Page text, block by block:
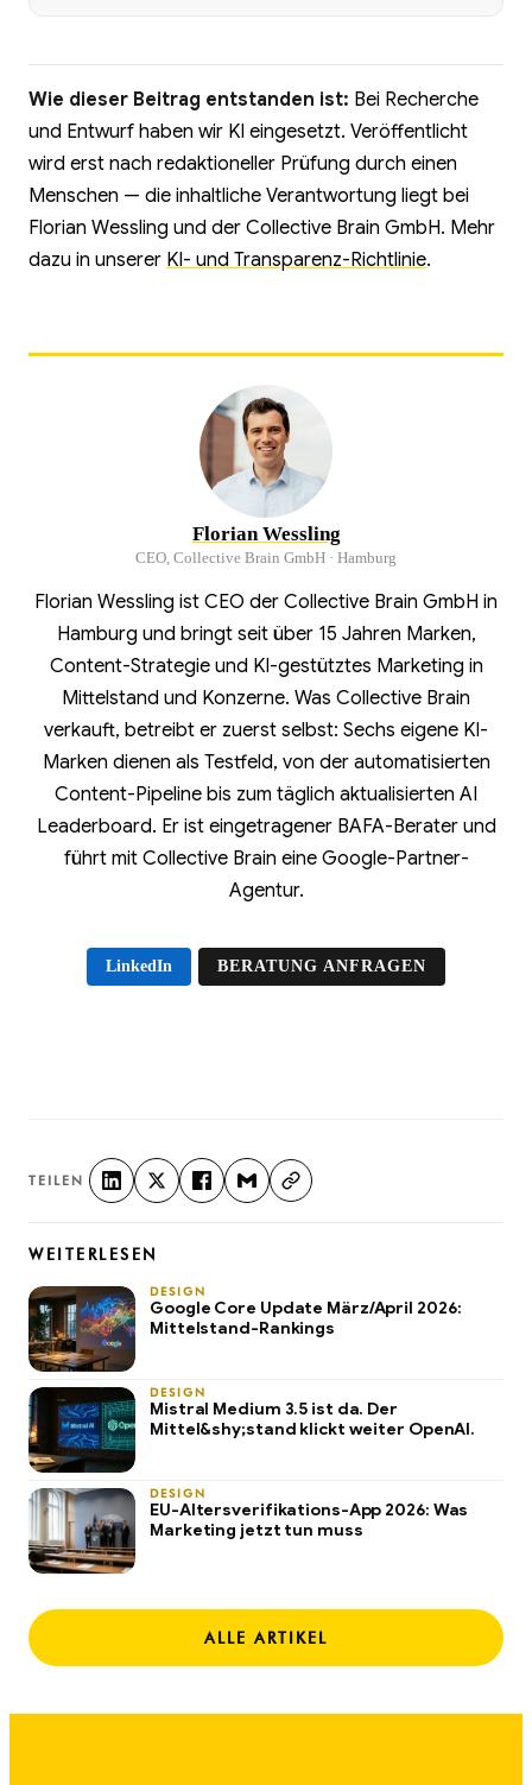
Wie dieser Beitrag entstanden ist: Bei Recherche
und Entwurf haben wir KI eingesetzt. Veröffentlicht
wird erst nach redaktioneller Prüfung durch einen
Menschen — die inhaltliche Verantwortung liegt bei
Florian Wessling und der Collective Brain GmbH. Mehr
dazu in unserer KI- und Transparenz-Richtlinie.
Florian Wessling
CEO, Collective Brain GmbH · Hamburg
Florian Wessling ist CEO der Collective Brain GmbH in
Hamburg und bringt seit über 15 Jahren Marken,
Content-Strategie und KI-gestütztes Marketing in
Mittelstand und Konzerne. Was Collective Brain
verkauft, betreibt er zuerst selbst: Sechs eigene KI-
Marken dienen als Testfeld, von der automatisierten
Content-Pipeline bis zum täglich aktualisierten AI
Leaderboard. Er ist eingetragener BAFA-Berater und
führt mit Collective Brain eine Google-Partner-
Agentur.
LinkedIn BERATUNG ANFRAGEN
TEILEN
WEITERLESEN
DESIGN
Google Core Update März/April 2026:
Mittelstand-Rankings
DESIGN
Mistral Medium 3.5 ist da. Der
Mittel&shy;stand klickt weiter OpenAI.
DESIGN
EU-Altersverifikations-App 2026: Was
Marketing jetzt tun muss
ALLE ARTIKEL